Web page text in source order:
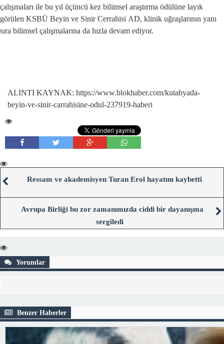
çalışmaları ile bu yıl üçüncü kez bilimsel araştırma ödülüne layık
görülen KSBÜ Beyin ve Sinir Cerrahisi AD, klinik uğraşlarının yanı
sıra bilimsel çalışmalarına da hızla devam ediyor.
ALINTI KAYNAK: https://www.blokhaber.com/kutahyada-
beyin-ve-sinir-carrahisine-odul-237919-haberi
Ressam ve akademisyen Turan Erol hayatını kaybetti
Avrupa Birliği bu zor zamanımızda ciddi bir dayanışma
sergiledi
Yorumlar
Benzer Haberler